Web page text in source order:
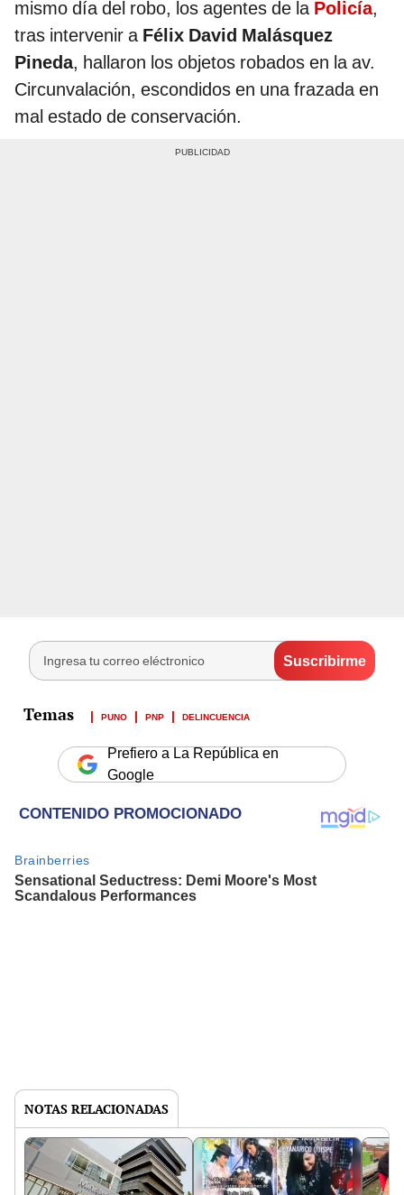
mismo día del robo, los agentes de la Policía,
tras intervenir a Félix David Malásquez
Pineda, hallaron los objetos robados en la av.
Circunvalación, escondidos en una frazada en
mal estado de conservación.
PUNO PNP DELINCUENCIA
Prefiero a La República en
Google
NOTAS RELACIONADAS